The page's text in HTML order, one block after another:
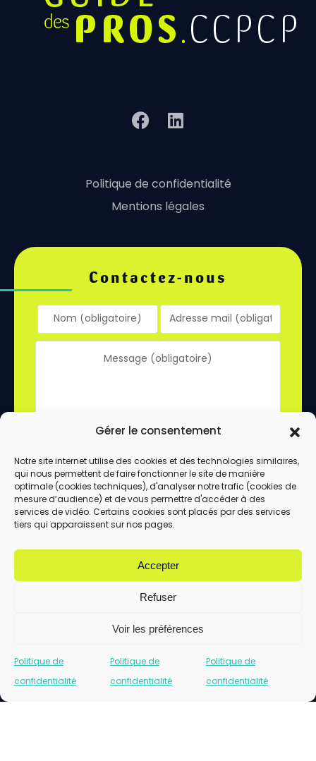
Gérer le consentement
Notre site internet utilise des cookies et des technologies similaires,
qui nous permettent de faire fonctionner le site de manière
optimale (cookies techniques), d'analyser notre trafic (cookies de
mesure d’audience) et de vous permettre d'accéder à des
services de vidéo. Certains cookies sont placés par des services
tiers qui apparaissent sur nos pages.
Accepter
Refuser
Voir les préférences
Politique de
confidentialité
Politique de
confidentialité
Politique de
confidentialité
Politique de confidentialité
Mentions légales
Contactez-nous
En utilisant ce formulaire, vous acceptez le
stockage et le traitement de vos données
par ce site.